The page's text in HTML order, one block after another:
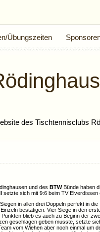
Übungszeiten
des Tischtennisclubs
und des BTWBünde haben
setzte sich mit 9:6 beim TV Elverdissen
in allen drei Doppeln perfekt in
bestätigen. Vier Siege in den
blieb es auch zu Beginn der
geschlagen geben musste, setzte
vom Wiehen aber noch einmal um